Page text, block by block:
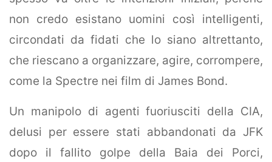
non credo esistano uomini così intelligenti,
circondati da fidati che lo siano altrettanto,
che riescano a organizzare, agire, corrompere,
come la Spectre nei film di James Bond.
Un manipolo di agenti fuoriusciti della CIA,
delusi per essere stati abbandonati da JFK
dopo il fallito golpe della Baia dei Porci,